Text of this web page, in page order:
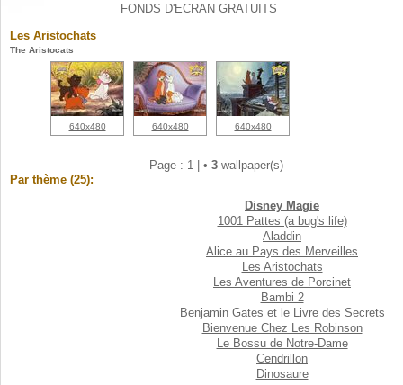
FONDS D'ECRAN GRATUITS
Les Aristochats
The Aristocats
640x480 640x480 640x480
Page : 1 |•3 wallpaper(s)
Par thème (25):
Disney Magie
1001 Pattes (a bug's life)
Aladdin
Alice au Pays des Merveilles
Les Aristochats
Les Aventures de Porcinet
Bambi 2
Benjamin Gates et le Livre des Secrets
Bienvenue Chez Les Robinson
Le Bossu de Notre-Dame
Cendrillon
Dinosaure